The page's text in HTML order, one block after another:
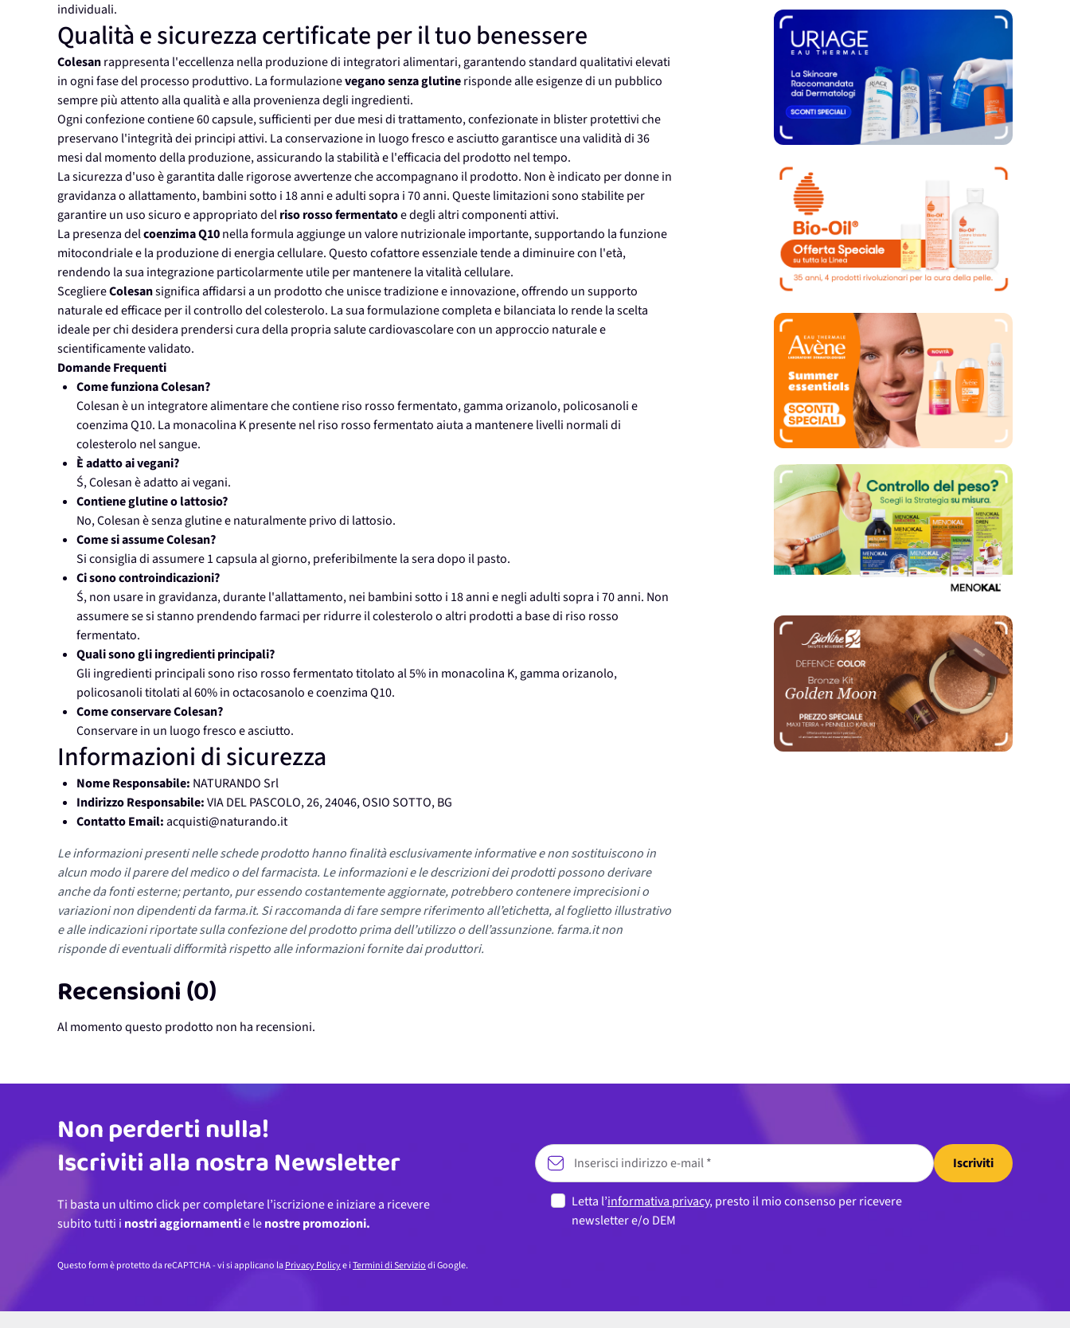
individuali.
Qualità e sicurezza certificate per il tuo benessere
Colesanrappresenta l'eccellenza nella produzione di integratori alimentari, garantendo standard qualitativi elevati
in ogni fase del processo produttivo. La formulazionevegano senza glutinerisponde alle esigenze di un pubblico
sempre più attento alla qualità e alla provenienza degli ingredienti.
Ogni confezione contiene 60 capsule, sufficienti per due mesi di trattamento, confezionate in blister protettivi che
preservano l'integrità dei principi attivi. La conservazione in luogo fresco e asciutto garantisce una validità di 36
mesi dal momento della produzione, assicurando la stabilità e l'efficacia del prodotto nel tempo.
La sicurezza d'uso è garantita dalle rigorose avvertenze che accompagnano il prodotto. Non è indicato per donne in
gravidanza o allattamento, bambini sotto i 18 anni e adulti sopra i 70 anni. Queste limitazioni sono stabilite per
garantire un uso sicuro e appropriato delriso rosso fermentatoe degli altri componenti attivi.
La presenza delcoenzima Q10nella formula aggiunge un valore nutrizionale importante, supportando la funzione
mitocondriale e la produzione di energia cellulare. Questo cofattore essenziale tende a diminuire con l'età,
rendendo la sua integrazione particolarmente utile per mantenere la vitalità cellulare.
ScegliereColesansignifica affidarsi a un prodotto che unisce tradizione e innovazione, offrendo un supporto
naturale ed efficace per il controllo del colesterolo. La sua formulazione completa e bilanciata lo rende la scelta
ideale per chi desidera prendersi cura della propria salute cardiovascolare con un approccio naturale e
scientificamente validato.
Domande Frequenti
Come funziona Colesan?
Colesan è un integratore alimentare che contiene riso rosso fermentato, gamma orizanolo, policosanoli e
coenzima Q10. La monacolina K presente nel riso rosso fermentato aiuta a mantenere livelli normali di
colesterolo nel sangue.
È adatto ai vegani?
Ś, Colesan è adatto ai vegani.
Contiene glutine o lattosio?
No, Colesan è senza glutine e naturalmente privo di lattosio.
Come si assume Colesan?
Si consiglia di assumere 1 capsula al giorno, preferibilmente la sera dopo il pasto.
Ci sono controindicazioni?
Ś, non usare in gravidanza, durante l'allattamento, nei bambini sotto i 18 anni e negli adulti sopra i 70 anni. Non
assumere se si stanno prendendo farmaci per ridurre il colesterolo o altri prodotti a base di riso rosso
fermentato.
Quali sono gli ingredienti principali?
Gli ingredienti principali sono riso rosso fermentato titolato al 5% in monacolina K, gamma orizanolo,
policosanoli titolati al 60% in octacosanolo e coenzima Q10.
Come conservare Colesan?
Conservare in un luogo fresco e asciutto.
Informazioni di sicurezza
Nome Responsabile: NATURANDO Srl
Indirizzo Responsabile:VIA DEL PASCOLO, 26, 24046, OSIO SOTTO, BG
Contatto Email:acquisti@naturando.it
Le informazioni presenti nelle schede prodotto hanno finalità esclusivamente informative e non sostituiscono in
alcun modo il parere del medico o del farmacista. Le informazioni e le descrizioni dei prodotti possono derivare
anche da fonti esterne; pertanto, pur essendo costantemente aggiornate, potrebbero contenere imprecisioni o
variazioni non dipendenti da farma.it. Si raccomanda di fare sempre riferimento all’etichetta, al foglietto illustrativo
e alle indicazioni riportate sulla confezione del prodotto prima dell’utilizzo o dell’assunzione. farma.it non
risponde di eventuali difformità rispetto alle informazioni fornite dai produttori.
Recensioni (0)
Al momento questo prodotto non ha recensioni.
Indirizzo email
Non perderti nulla!
Iscriviti alla nostra Newsletter
Ti basta un ultimo click per completare l’iscrizione e iniziare a ricevere
subito tutti i nostri aggiornamentie lenostre promozioni.
Iscriviti
Letta l’informativa privacy, presto il mio consenso per ricevere
newsletter e/o DEM
Questo form è protetto da reCAPTCHA - vi si applicano laPrivacy Policye iTermini di Serviziodi Google.